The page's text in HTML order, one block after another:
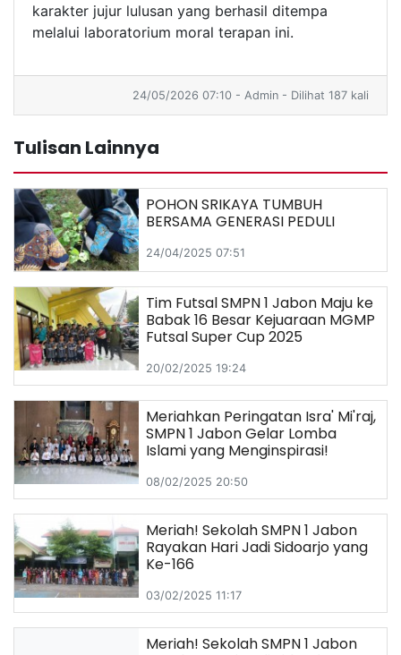
karakter jujur lulusan yang berhasil ditempa
melalui laboratorium moral terapan ini.
24/05/2026 07:10 - Admin - Dilihat 187 kali
Tulisan Lainnya
POHON SRIKAYA TUMBUH
BERSAMA GENERASI PEDULI
24/04/2025 07:51
Tim Futsal SMPN 1 Jabon Maju ke
Babak 16 Besar Kejuaraan MGMP
Futsal Super Cup 2025
20/02/2025 19:24
Meriahkan Peringatan Isra' Mi'raj,
SMPN 1 Jabon Gelar Lomba
Islami yang Menginspirasi!
08/02/2025 20:50
Meriah! Sekolah SMPN 1 Jabon
Rayakan Hari Jadi Sidoarjo yang
Ke-166
03/02/2025 11:17
Meriah! Sekolah SMPN 1 Jabon